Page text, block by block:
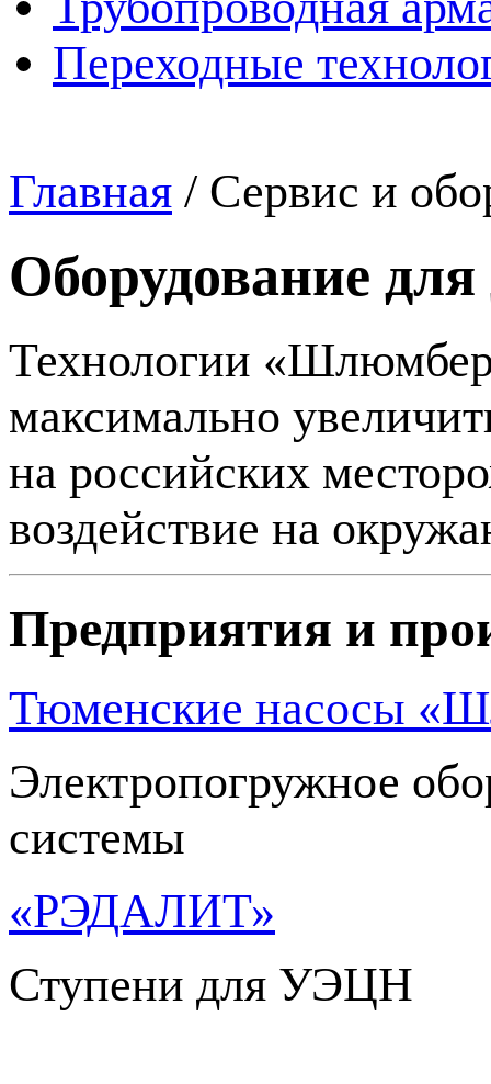
Переходные
Главная / Сервис и
Оборудование
Технологии
максимально
на российских
воздействие на
Предприятия и
Тюменские насосы
Электропогружное
системы
«РЭДАЛИТ»
Ступени для УЭЦН